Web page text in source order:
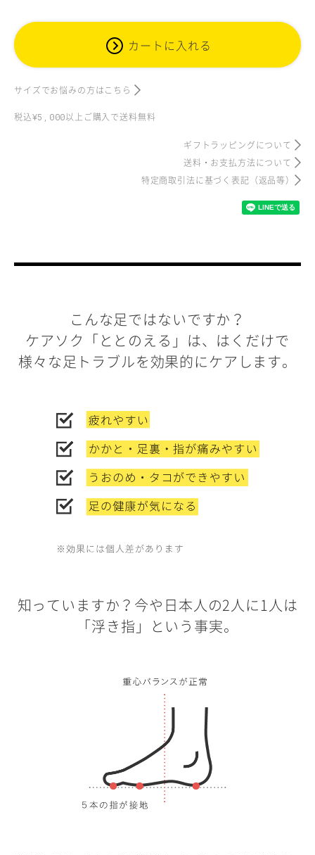
カートに入れる
サイズでお悩みの方はこちら
税込¥5,000以上ご購入で送料無料
ギフトラッピングについて
送料・お支払方法について
特定商取引法に基づく表記 （返品等）
こんな足ではないですか？
ケアソク「ととのえる」は、はくだけで
様々な足トラブルを効果的にケアします。
知っていますか？今や日本人の2人に1人は
「浮き指」という事実。